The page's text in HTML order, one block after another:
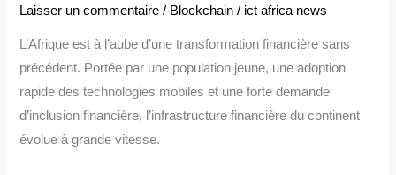
Laisser un commentaire / Blockchain / ict africa news
L’Afrique est à l’aube d’une transformation financière sans
précédent. Portée par une population jeune, une adoption
rapide des technologies mobiles et une forte demande
d’inclusion financière, l’infrastructure financière du continent
évolue à grande vitesse.
Afrique
:
entre
innovation
et
inclusion